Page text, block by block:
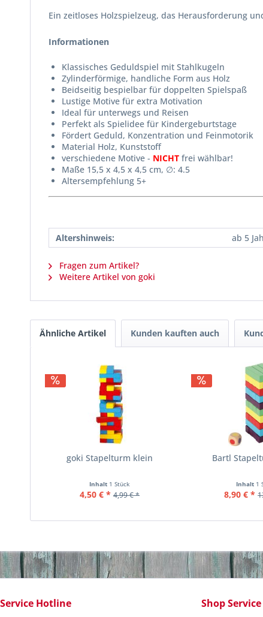
Ein zeitloses Holzspielzeug, das Herausforderung
Informationen
Klassisches Geduldspiel mit Stahlkugeln
Zylinderförmige, handliche Form aus Holz
Beidseitig bespielbar für doppelten Spielspaß
Lustige Motive für extra Motivation
Ideal für unterwegs und Reisen
Perfekt als Spielidee für Kindergeburtstage
Fördert Geduld, Konzentration und Feinmotorik
Material Holz, Kunststoff
verschiedene Motive - NICHT frei wählbar!
Maße 15,5 x 4,5 x 4,5 cm, ∅: 4.5
Altersempfehlung 5+
Altershinweis: ab 5
Fragen zum Artikel?
Weitere Artikel von goki
Ähnliche Artikel Kunden kauften auch
goki Stapelturm klein
Inhalt 1 Stück
4,50 € * 4,99 € *
Bartl
Inhalt 1
8,90 € *
Service Hotline Shop Service